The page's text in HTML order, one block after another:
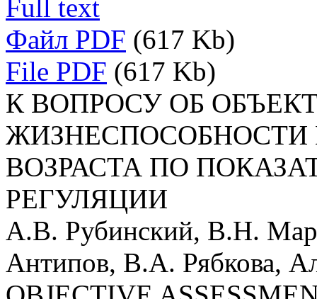
Full text
Файл PDF (617 Kb)
File PDF (617 Kb)
К ВОПРОСУ ОБ
ВОЗРАСТА ПО
РЕГУЛЯЦИИ
А.В. Рубинский, В.Н.
Антипов, В.А. Рябкова,